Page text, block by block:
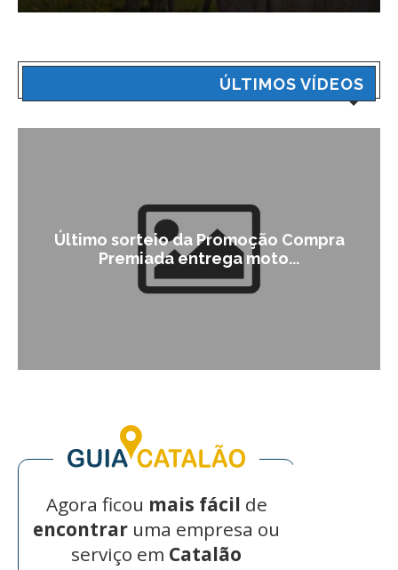
ÚLTIMOS VÍDEOS
Último sorteio da Promoção Compra
Premiada entrega moto...